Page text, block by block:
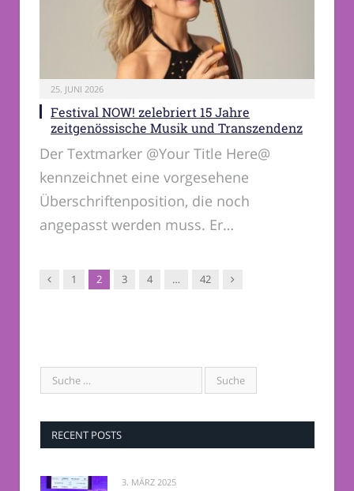
25. JUNI 2026
Festival NOW! zelebriert 15 Jahre
zeitgenössische Musik und Transzendenz
Der Textmarker @Your Title Here@
kennzeichnet eine vorgesehene
Überschriftenposition, die noch
angepasst werden muss. Er…
Vorgänger
1 2 3 4 … 42 Nachfolger
RECENT POSTS
3. MÄRZ 2025